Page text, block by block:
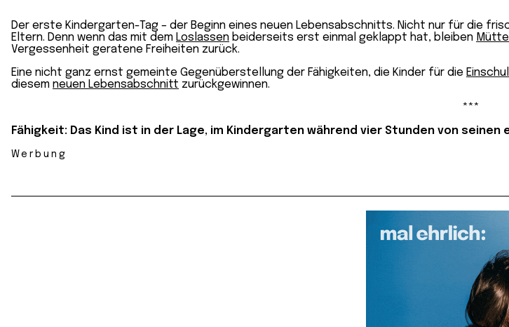
Der erste Kindergarten-Tag – der Beginn eines neuen Lebensabschnitts. Nicht nur für die
Eltern. Denn wenn das mit dem Loslassen beiderseits erst einmal geklappt hat, bleiben
Vergessenheit geratene Freiheiten zurück.
Eine nicht ganz ernst gemeinte Gegenüberstellung der Fähigkeiten, die Kinder für die
diesem neuen Lebensabschnitt zurückgewinnen.
***
Fähigkeit: Das Kind ist in der Lage, im Kindergarten während vier Stun­den von sei­nen
Werbung